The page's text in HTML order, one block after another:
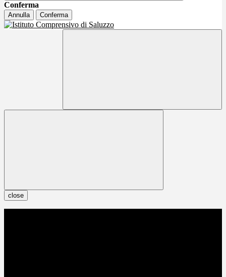
Conferma
Annulla Conferma
close